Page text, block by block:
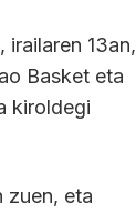
irailaren 13an,
Basket eta
kiroldegi
zuen, eta